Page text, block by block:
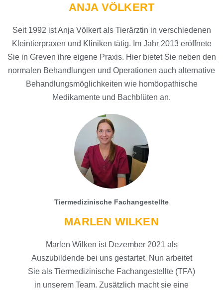
ANJA VÖLKERT
Seit 1992 ist Anja Völkert als Tierärztin in verschiedenen
Kleintierpraxen und Kliniken tätig. Im Jahr 2013 eröffnete
Sie in Greven ihre eigene Praxis. Hier bietet Sie neben den
normalen Behandlungen und Operationen auch alternative
Behandlungsmöglichkeiten wie homöopathische
Medikamente und Bachblüten an.
Tiermedizinische Fachangestellte
MARLEN WILKEN
Marlen Wilken ist Dezember 2021 als
Auszubildende bei uns gestartet. Nun arbeitet
Sie als Tiermedizinische Fachangestellte (TFA)
in unserem Team. Zusätzlich macht sie eine